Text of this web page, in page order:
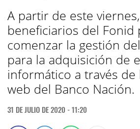
A partir de este
beneficiarios del Fonid
comenzar la gestión
para la adquisición de
informático a través de
web del Banco Nación.
31 DE JULIO DE 2020 - 11:20